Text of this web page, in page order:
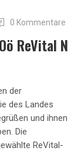
0 Kommentare
ReVital N
der
des Landes
und ihnen
Die
ReVital-